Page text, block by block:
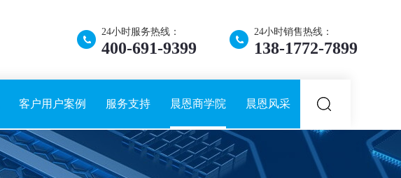
24小时服务热线：
400-691-9399
24小时销售热线：
138-1772-7899
客户用户案例 服务支持 晨恩商学院 晨恩风采